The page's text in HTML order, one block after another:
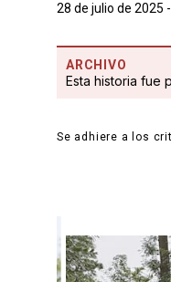
28 de julio de 2025
ARCHIVO
Esta historia fue
Se adhiere a los